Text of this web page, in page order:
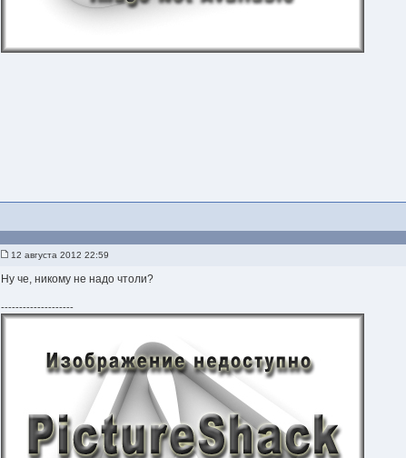
12 августа 2012 22:59
Ну че, никому не надо чтоли?
--------------------